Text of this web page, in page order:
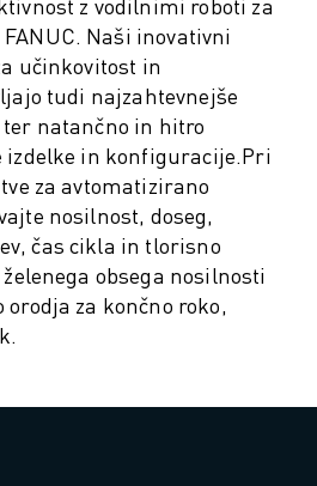
ROBOSHOT-A
EDM
ROBOCUT
ZA POVEČANJE UČINKOVITOSTI
PORTAL
Naši inovativni
učinkovitost in
tudi najzahtevnejše
natančno in hitro
izdelke in konfiguracije.Pri
za avtomatizirano
nosilnost, doseg,
čas cikla in tlorisno
obsega nosilnosti
orodja za končno roko,